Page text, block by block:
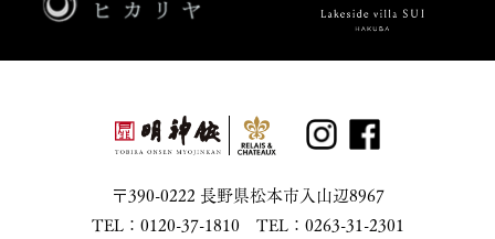
〒390-0222 長野県松本市入山辺8967
TEL：0120-37-1810 TEL：0263-31-2301